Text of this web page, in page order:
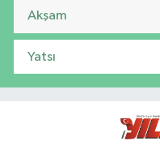
Akşam
Yatsı